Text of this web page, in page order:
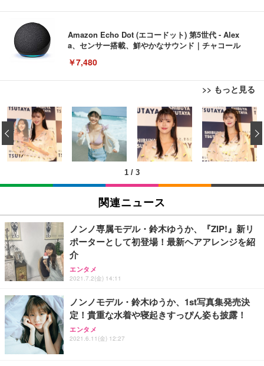
Amazon Echo Dot (エコードット) 第5世代 - Alex
a、センサー搭載、鮮やかなサウンド｜チャコール
￥7,480
>> もっと見る
[EdoErgo] オフィスチェア 椅子 テレワーク 疲れな
い 跳ね上げ式アームレスト コンパクト 約105度ロッ
キング pc 事務椅子 360度回転 座面昇降 強化ナイロ
ン樹脂ベース 通気性メッシュ 在宅ワーク H-WY01
(黒網+黒枠+黒足)
￥5,699
SIHOO B100 オフィスチェア／デスクチェア メッシ
ュチェア 人間工学 疲れない ブラック
￥27,999
Sezlife オフィスチェア デスクチェア 疲れない テレ
ワーク チェア 強化バックレスト 30度ロッキング機
能 人間工学 椅子 腰サポート 90度跳ね上げ式アーム
レスト 3Dヘッドレスト ハンガー付き 高反発クッシ
務用 おしゃれ パソコンチェア (ブラック)
Sezlife オフィスチェア デスクチェア 疲れない テレ
ワーク チェア 強化バックレスト 30度ロッキング機
能 人間工学 椅子 腰サポート 90度跳ね上げ式アーム
EIZO ビジネス向けプレミアムモニター | FlexScan
EV3240X-WT | 31.5型4K UHD・USB Type-C・ホワ
イト
￥105,595
EIZO ビジネス向けプレミアムモニター | FlexScan
￥109,572
【純正品】27"ゲーミングモニター DualSense 充電
フック付き（CFI-ZDM1J）
￥49,979
【整備済み品】Dell E2724HS 27インチ 液晶モニタ
ー フルHD（1920×1080）VA 非光沢 HDMI/DisplayP
ort/VGA スピーカー内蔵 高さ調整 スイベル VESA対
Amazonベーシック ペットシーツ 薄型 レギュラー 1
回使い捨て 無香料 ホワイト 300枚
￥3,373
Amazonベーシック ペットシーツ 厚型 ワイド 42枚
x2袋(84枚) ホワイト(吸収面:ライトブルー)
￥3,234
ネオ・ルーライフ ネオ・オムツ L 中型犬用 26枚入
り 単品
￥1,800
Smart Basic(スマートベーシック) 【Amazon.co.jp
限定】 Smart Basic アイリスオーヤマ ペットシーツ
超厚型 お徳用 ワイド 100枚入 (x 1) (ケース販売)
1 / 3
‹
関連ニュース
ノンノ専属モデル・鈴木ゆうか、『ZIP!』新リ
ポーターとして初登場！最新ヘアアレンジを紹
介
エンタメ
2021.7.2(金) 14:11
ノンノモデル・鈴木ゆうか、1st写真集発売決
定！貴重な水着や寝起きすっぴん姿も披露！
エンタメ
2021.6.11(金) 12:27